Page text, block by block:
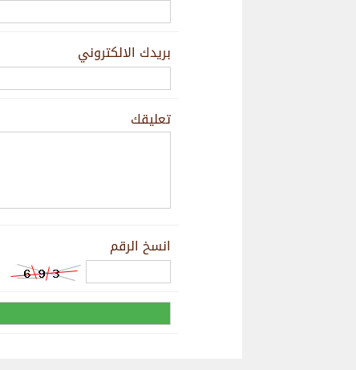
بريدك الالكتروني
تعليقك
انسخ الرقم